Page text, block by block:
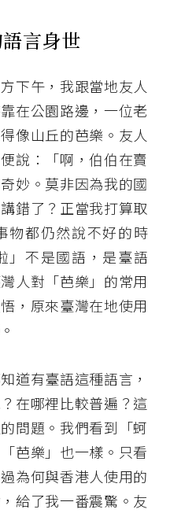
言身世
下午，我跟當地友人
在公園路邊，一位老
像山丘的芭樂。友人
說：「啊，伯伯在賣
妙。莫非因為我的國
錯了？正當我打算取
物都仍然說不好的時
」不是國語，是臺語
人對「芭樂」的常用
，原來臺灣在地使用
道有臺語這種語言，
在哪裡比較普遍？這
問題。我們看到「蚵
芭樂」也一樣。只看
為何與香港人使用的
給了我一番震驚。友